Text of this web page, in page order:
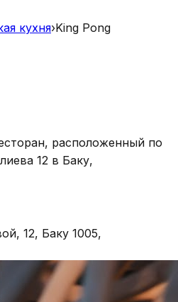
кухня›King Pong
расположенный по
12 в Баку,
12, Баку 1005,